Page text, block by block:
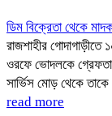
ডিম বিক্রেতা থেকে
রাজশাহীর
ওরফে ভোদলকে
সার্ভিস মোড় থেকে
read more